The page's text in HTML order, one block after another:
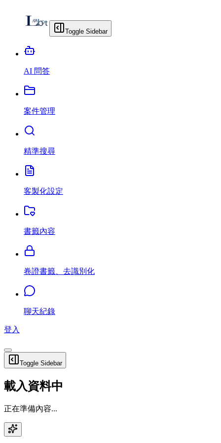
Toggle Sidebar
AI 問答
案件管理
精準搜尋
客製化設定
書籤內容
卷證書籤、去識別化
聊天紀錄
登入
Toggle Sidebar
載入資料中
正在準備內容...